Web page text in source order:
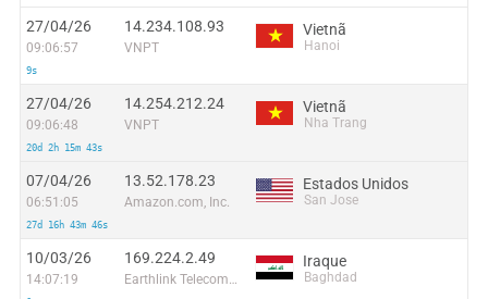
27/04/26
09:06:57
9s
14.234.108.93
VNPT
Vietnã
Hanoi
27/04/26
09:06:48
20d 2h 15m 43s
14.254.212.24
VNPT
Vietnã
Nha Trang
07/04/26
06:51:05
27d 16h 43m 46s
13.52.178.23
Amazon.com, Inc.
Estados Unidos
San Jose
10/03/26
14:07:19
169.224.2.49
Earthlink Telecommunications Equipment Trading & Services DMCC
Iraque
Baghdad